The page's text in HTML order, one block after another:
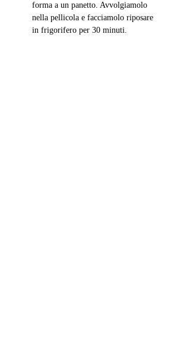
forma a un panetto. Avvolgiamolo
nella pellicola e facciamolo riposare
in frigorifero per 30 minuti.